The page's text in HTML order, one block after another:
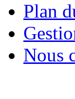
Plan
Nous